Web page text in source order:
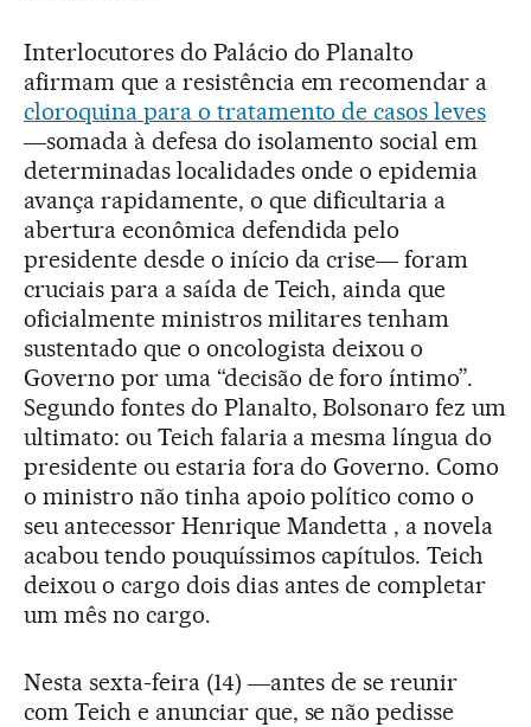
Interlocutores do Palácio do Planalto
afirmam que a resistência em recomendar a
cloroquina para o tratamento de casos leves
―somada à defesa do isolamento social em
determinadas localidades onde o epidemia
avança rapidamente, o que dificultaria a
abertura econômica defendida pelo
presidente desde o início da crise― foram
cruciais para a saída de Teich, ainda que
oficialmente ministros militares tenham
sustentado que o oncologista deixou o
Governo por uma “decisão de foro íntimo”.
Segundo fontes do Planalto, Bolsonaro fez um
ultimato: ou Teich falaria a mesma língua do
presidente ou estaria fora do Governo. Como
o ministro não tinha apoio político como o
seu antecessor Henrique Mandetta , a novela
acabou tendo pouquíssimos capítulos. Teich
deixou o cargo dois dias antes de completar
um mês no cargo.
Nesta sexta-feira (14) ―antes de se reunir
com Teich e anunciar que, se não pedisse